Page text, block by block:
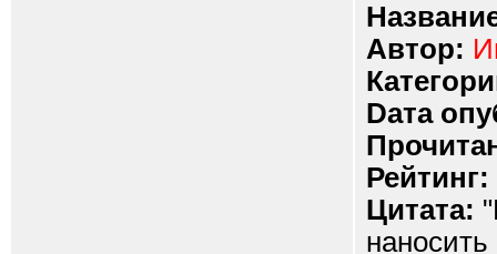
Автор:
Dата
Рейтинг:
Цитата: